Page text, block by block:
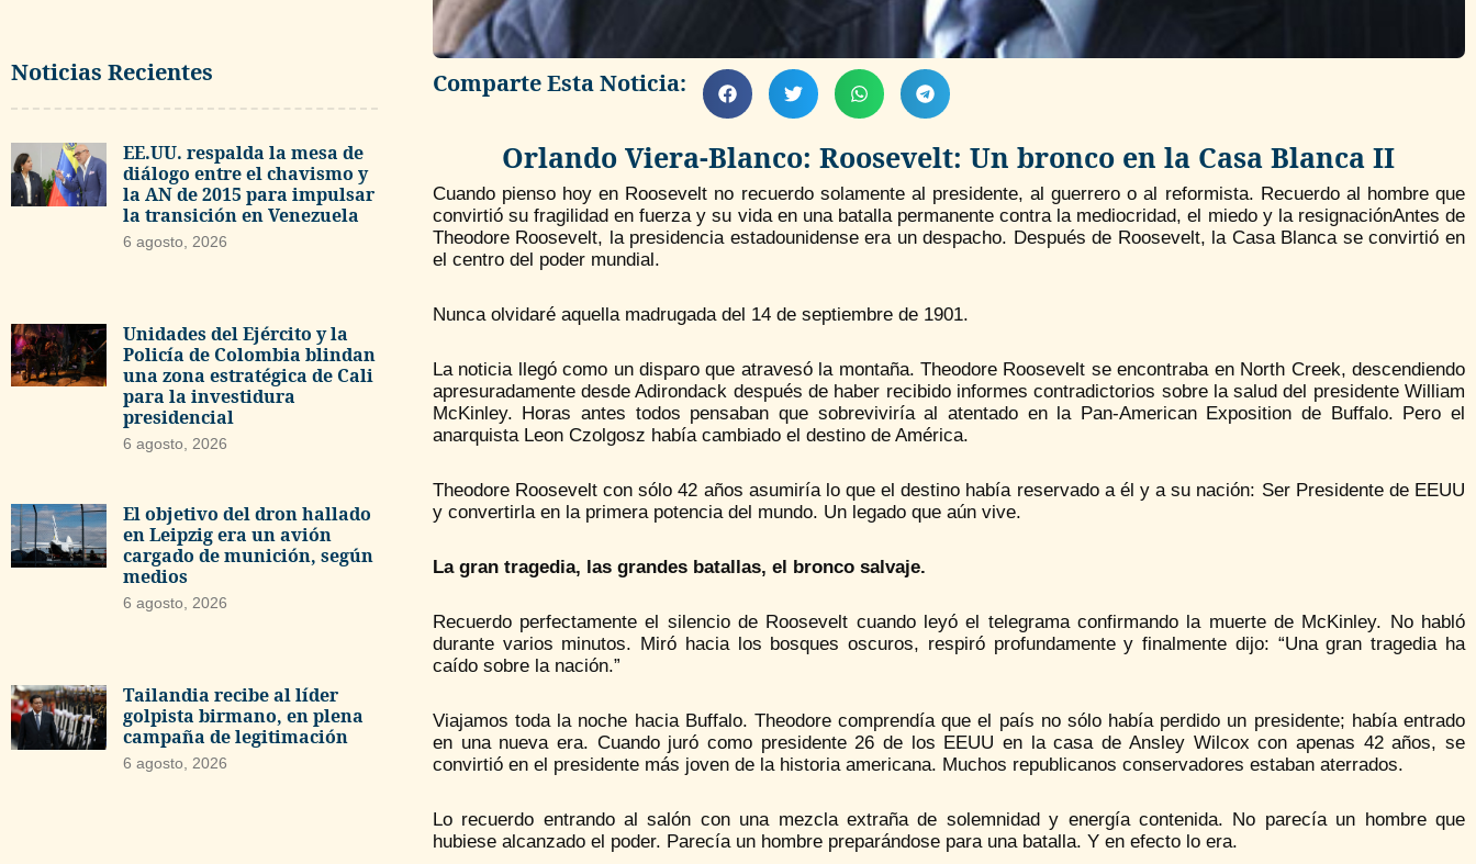
Noticias Recientes
EE.UU. respalda la mesa de
diálogo entre el chavismo y
la AN de 2015 para impulsar
la transición en Venezuela
6 agosto, 2026
Unidades del Ejército y la
Policía de Colombia blindan
una zona estratégica de Cali
para la investidura
presidencial
6 agosto, 2026
El objetivo del dron hallado
en Leipzig era un avión
cargado de munición, según
medios
6 agosto, 2026
Tailandia recibe al líder
golpista birmano, en plena
campaña de legitimación
6 agosto, 2026
Comparte Esta Noticia:
Orlando Viera-Blanco: Roosevelt: Un bronco en la Casa Blanca II
Cuando pienso hoy en Roosevelt no recuerdo solamente al presidente, al guerrero o al reformista. Recuerdo al hombre que
convirtió su fragilidad en fuerza y su vida en una batalla permanente contra la mediocridad, el miedo y la resignaciónAntes de
Theodore Roosevelt, la presidencia estadounidense era un despacho. Después de Roosevelt, la Casa Blanca se convirtió en
el centro del poder mundial.
Nunca olvidaré aquella madrugada del 14 de septiembre de 1901.
La noticia llegó como un disparo que atravesó la montaña. Theodore Roosevelt se encontraba en North Creek, descendiendo
apresuradamente desde Adirondack después de haber recibido informes contradictorios sobre la salud del presidente William
McKinley. Horas antes todos pensaban que sobreviviría al atentado en la Pan-American Exposition de Buffalo. Pero el
anarquista Leon Czolgosz había cambiado el destino de América.
Theodore Roosevelt con sólo 42 años asumiría lo que el destino había reservado a él y a su nación: Ser Presidente de EEUU
y convertirla en la primera potencia del mundo. Un legado que aún vive.
La gran tragedia, las grandes batallas, el bronco salvaje.
Recuerdo perfectamente el silencio de Roosevelt cuando leyó el telegrama confirmando la muerte de McKinley. No habló
durante varios minutos. Miró hacia los bosques oscuros, respiró profundamente y finalmente dijo: “Una gran tragedia ha
caído sobre la nación.”
Viajamos toda la noche hacia Buffalo. Theodore comprendía que el país no sólo había perdido un presidente; había entrado
en una nueva era. Cuando juró como presidente 26 de los EEUU en la casa de Ansley Wilcox con apenas 42 años, se
convirtió en el presidente más joven de la historia americana. Muchos republicanos conservadores estaban aterrados.
Lo recuerdo entrando al salón con una mezcla extraña de solemnidad y energía contenida. No parecía un hombre que
hubiese alcanzado el poder. Parecía un hombre preparándose para una batalla. Y en efecto lo era.